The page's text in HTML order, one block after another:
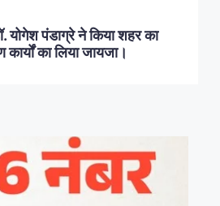
योगेश पंडाग्रे ने किया शहर का
कार्यों का लिया जायजा।